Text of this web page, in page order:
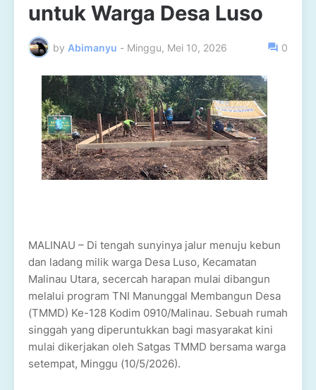
untuk Warga Desa Luso
by Abimanyu - Minggu, Mei 10, 2026 0
MALINAU – Di tengah sunyinya jalur menuju kebun
dan ladang milik warga Desa Luso, Kecamatan
Malinau Utara, secercah harapan mulai dibangun
melalui program TNI Manunggal Membangun Desa
(TMMD) Ke-128 Kodim 0910/Malinau. Sebuah rumah
singgah yang diperuntukkan bagi masyarakat kini
mulai dikerjakan oleh Satgas TMMD bersama warga
setempat, Minggu (10/5/2026).